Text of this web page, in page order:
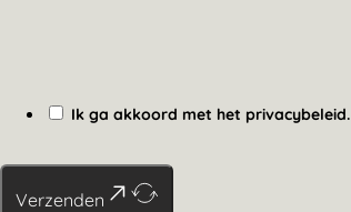
Ik ga akkoord met het privacybeleid.
Verzenden